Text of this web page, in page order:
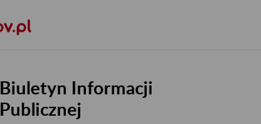
Biuletyn Informacji
Publicznej